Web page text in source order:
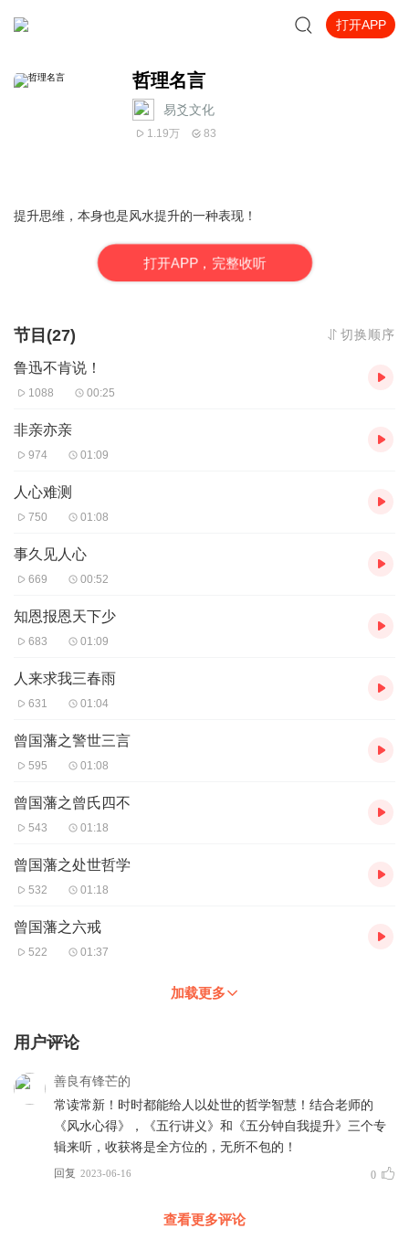
打开APP
哲理名言
易爻文化
1.19万 83
提升思维，本身也是风水提升的一种表现！
打开APP，完整收听
节目(27) 切换顺序
鲁迅不肯说！
1088 00:25
非亲亦亲
974 01:09
人心难测
750 01:08
事久见人心
669 00:52
知恩报恩天下少
683 01:09
人来求我三春雨
631 01:04
曾国藩之警世三言
595 01:08
曾国藩之曾氏四不
543 01:18
曾国藩之处世哲学
532 01:18
曾国藩之六戒
522 01:37
加载更多
用户评论
善良有锋芒的
常读常新！时时都能给人以处世的哲学智慧！结合老师的
《风水心得》，《五行讲义》和《五分钟自我提升》三个专
辑来听，收获将是全方位的，无所不包的！
回复 2023-06-16 0
查看更多评论